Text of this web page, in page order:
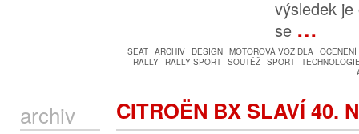
výsledek
se …
SEAT ARCHIV DESIGN MOTOROVÁ VOZIDLA OCENĚNÍ
RALLY
RALLY SPORT SOUTĚŽ SPORT
CITROËN BX SLAVÍ 40.
archiv